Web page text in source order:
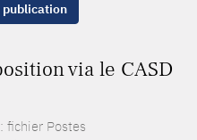
via le CASD
fichier Postes